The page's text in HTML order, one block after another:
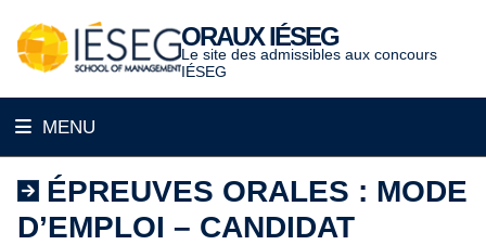
au
contenu
ORAUX IÉSEG
Le site des admissibles aux concours
IÉSEG
MENU
Accueil
Pourquoi l’IÉSEG ?
ÉPREUVES ORALES : MODE
D’EMPLOI – CANDIDAT